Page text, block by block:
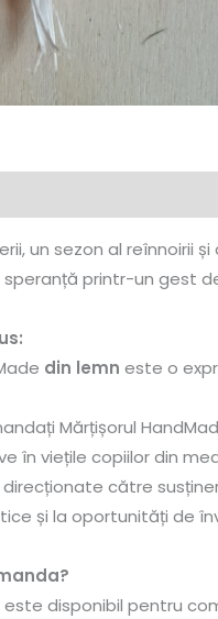
un sezon al reînnoirii
printr-un gest
din lemn este o
Mărțișorul
în viețile copiilor din
către
și la oportunități de
disponibil pentru